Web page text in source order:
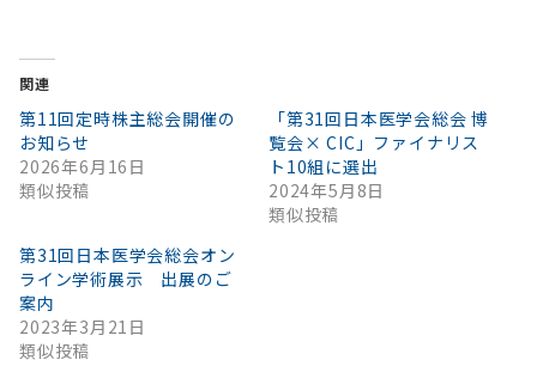
関連
第11回定時株主総会開催の
お知らせ
2026年6月16日
類似投稿
「第31回日本医学会総会 博
覧会× CIC」ファイナリス
ト10組に選出
2024年5月8日
類似投稿
第31回日本医学会総会オン
ライン学術展示 出展のご
案内
2023年3月21日
類似投稿